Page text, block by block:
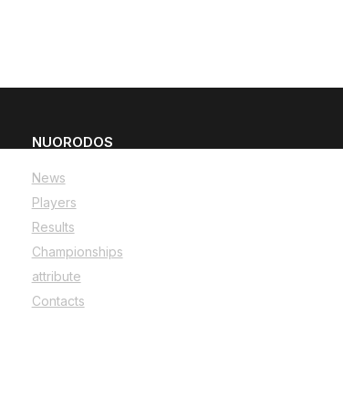
NUORODOS
News
Players
Results
Championships
attribute
Contacts